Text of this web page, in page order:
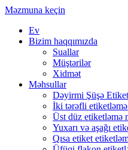
Məzmuna keçin
Ev
Bizim haqqımızda
Suallar
Müştərilər
Xidmət
Məhsullar
Dəyirmi Şüşə
İki tərəfli etiketləmə
Üst düz etiketləmə
Yuxarı və aşağı
Qısa etiket